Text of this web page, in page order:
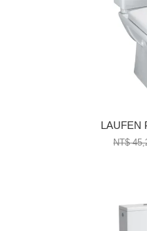
LAUFEN
NT$